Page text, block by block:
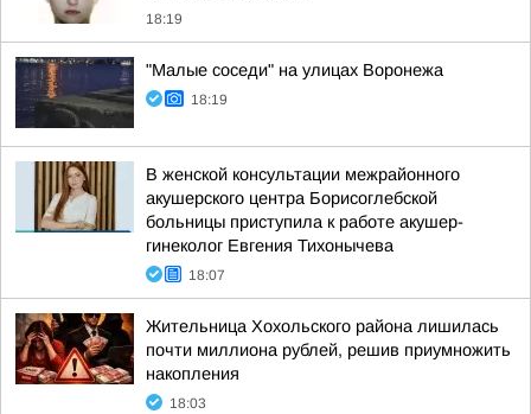
18:19
"Малые соседи" на улицах Воронежа
18:19
В женской консультации межрайонного
акушерского центра Борисоглебской
больницы приступила к работе акушер-
гинеколог Евгения Тихонычева
18:07
Жительница Хохольского района лишилась
почти миллиона рублей, решив приумножить
накопления
18:03